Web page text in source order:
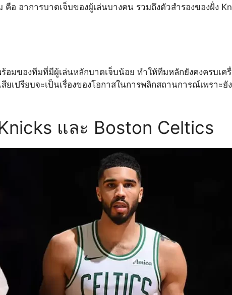
อ อาการบาดเจ็บของผู้เล่นบางคน รวมถึงตัวสำรองของฝั่ง
อมของทีมที่มีผู้เล่นหลักบาดเจ็บน้อย ทำให้ทีมหลักยังคงครบเค
เปรียบจะเป็นเรื่องของโอกาสในการพลิกสถานการณ์เพราะ
และ Boston Celtics